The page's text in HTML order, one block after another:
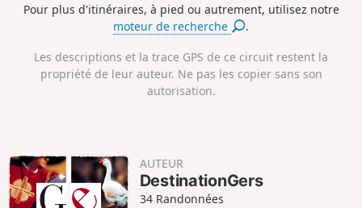
é
p
s
i
é
n
g
a
t
i
Pour plus d'itinéraires, à pied ou autrement, utilisez notre
moteur de recherche
.
Les descriptions et la trace GPS de ce circuit restent la
propriété de leur auteur. Ne pas les copier sans son
autorisation.
AUTEUR
DestinationGers
34 Randonnées